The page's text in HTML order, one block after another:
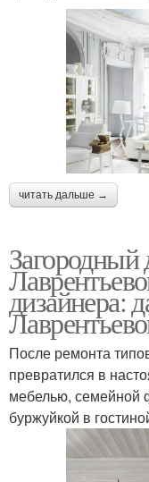
читать дальше →
дизайнера:
После ремонта
превратился в
мебелью, семейной
буржуйкой в